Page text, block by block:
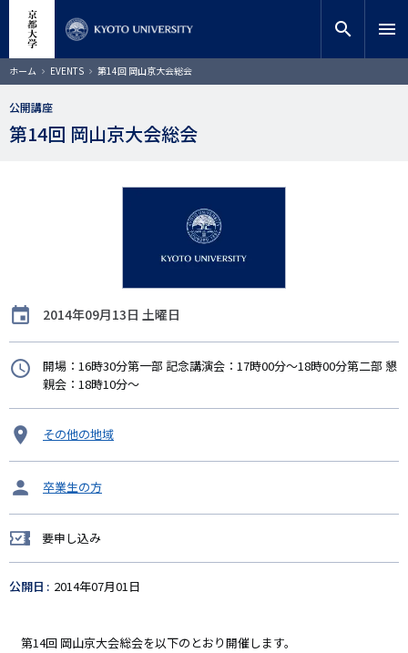
コ
ン
ン
ツ
サイト内検索 search menu
ホーム EVENTS 第14回 岡山京大会総会
公開講座
第14回 岡山京大会総会
開
催
日
2014年09月13日 土曜日
時
開場：16時30分第一部 記念講演会：17時00分～18時00分第二部 懇
親会：18時10分～
開
催
地
その他の地域
タ
ッ
ト
卒業生の方
要
申
し
要申し込み
公開日 2014年07月01日
第14回 岡山京大会総会を以下のとおり開催します。